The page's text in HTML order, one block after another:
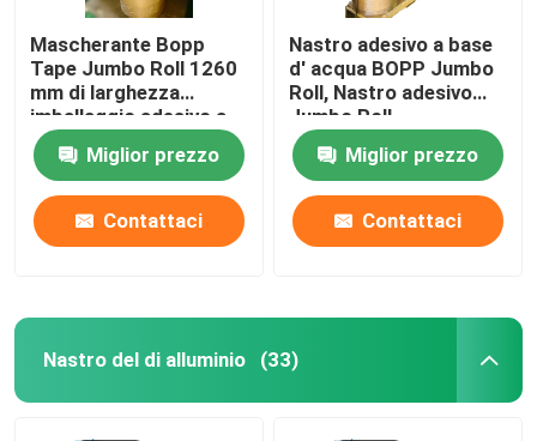
Mascherante Bopp
Tape Jumbo Roll 1260
mm di larghezza
imballaggio adesivo a
base d'acqua
Miglior prezzo
Contattaci
Nastro adesivo a base
d' acqua BOPP Jumbo
Roll, Nastro adesivo
Jumbo Roll
trasparente
Miglior prezzo
Contattaci
Nastro del di alluminio (33)